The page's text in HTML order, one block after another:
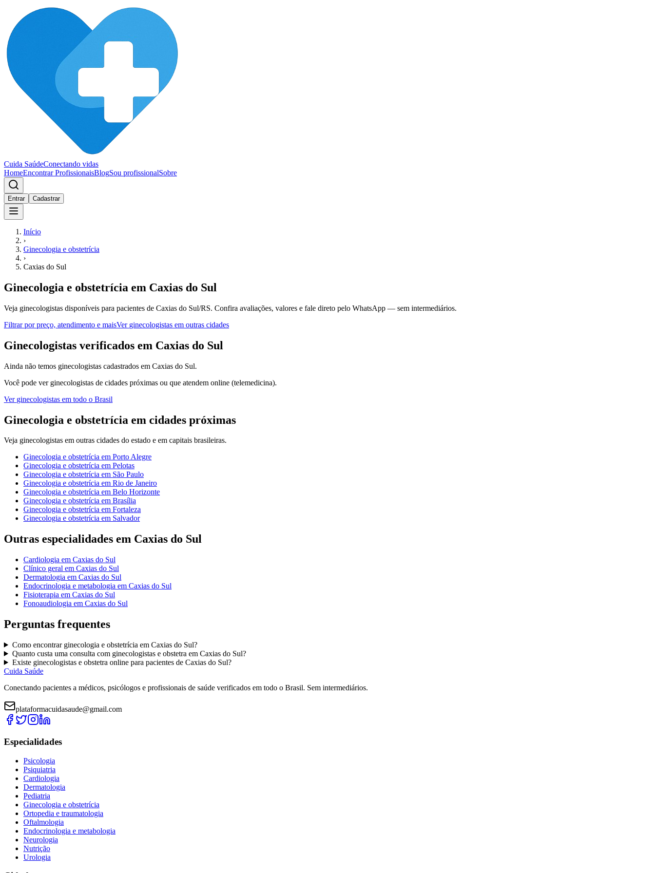
Cuida SaúdeConectando vidas
HomeEncontrar ProfissionaisBlogSou profissionalSobre
Entrar Cadastrar
Início
›
Ginecologia e obstetrícia
›
Caxias do Sul
Ginecologia e obstetrícia em Caxias do Sul
Veja ginecologistas disponíveis para pacientes de Caxias do Sul/RS. Confira avaliações, valores e fale direto pelo WhatsApp — sem intermediários.
Filtrar por preço, atendimento e maisVer ginecologistas em outras cidades
Ginecologistas verificados em Caxias do Sul
Ainda não temos ginecologistas cadastrados em Caxias do Sul.
Você pode ver ginecologistas de cidades próximas ou que atendem online (telemedicina).
Ver ginecologistas em todo o Brasil
Ginecologia e obstetrícia em cidades próximas
Veja ginecologistas em outras cidades do estado e em capitais brasileiras.
Ginecologia e obstetrícia em Porto Alegre
Ginecologia e obstetrícia em Pelotas
Ginecologia e obstetrícia em São Paulo
Ginecologia e obstetrícia em Rio de Janeiro
Ginecologia e obstetrícia em Belo Horizonte
Ginecologia e obstetrícia em Brasília
Ginecologia e obstetrícia em Fortaleza
Ginecologia e obstetrícia em Salvador
Outras especialidades em Caxias do Sul
Cardiologia em Caxias do Sul
Clínico geral em Caxias do Sul
Dermatologia em Caxias do Sul
Endocrinologia e metabologia em Caxias do Sul
Fisioterapia em Caxias do Sul
Fonoaudiologia em Caxias do Sul
Perguntas frequentes
Como encontrar ginecologia e obstetrícia em Caxias do Sul?
Quanto custa uma consulta com ginecologistas e obstetra em Caxias do Sul?
Existe ginecologistas e obstetra online para pacientes de Caxias do Sul?
Cuida Saúde
Conectando pacientes a médicos, psicólogos e profissionais de saúde verificados em todo o Brasil. Sem intermediários.
plataformacuidasaude@gmail.com
Especialidades
Psicologia
Psiquiatria
Cardiologia
Dermatologia
Pediatria
Ginecologia e obstetrícia
Ortopedia e traumatologia
Oftalmologia
Endocrinologia e metabologia
Neurologia
Nutrição
Urologia